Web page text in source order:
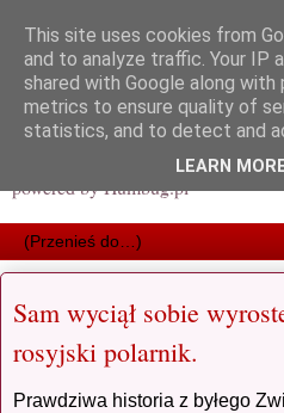
powered by Humbug.pl
Sam wyciął sobie
rosyjski polarnik.
Prawdziwa historia z byłego
This site uses cookies from
and to analyze traffic. Your IP
shared with Google along
metrics to ensure quality of
statistics, and to detect and
LEARN